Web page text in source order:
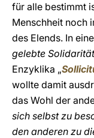
für alle bestimmt
Menschheit noch
des Elends. In
gelebte Solidarität
Enzyklika „
wollte damit
das Wohl der
sich selbst zu
den anderen zu